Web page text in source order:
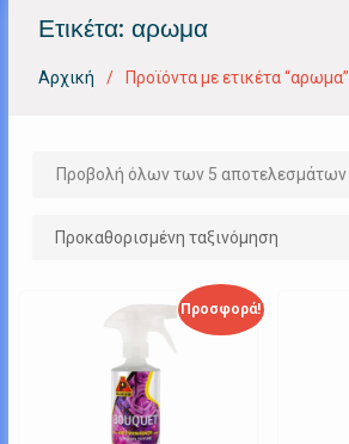
Ετικέτα: αρωμα
Αρχική Προϊόντα με ετικέτα “αρωμα”
Προβολή όλων των 5 αποτελεσμάτων
Προσφορά!